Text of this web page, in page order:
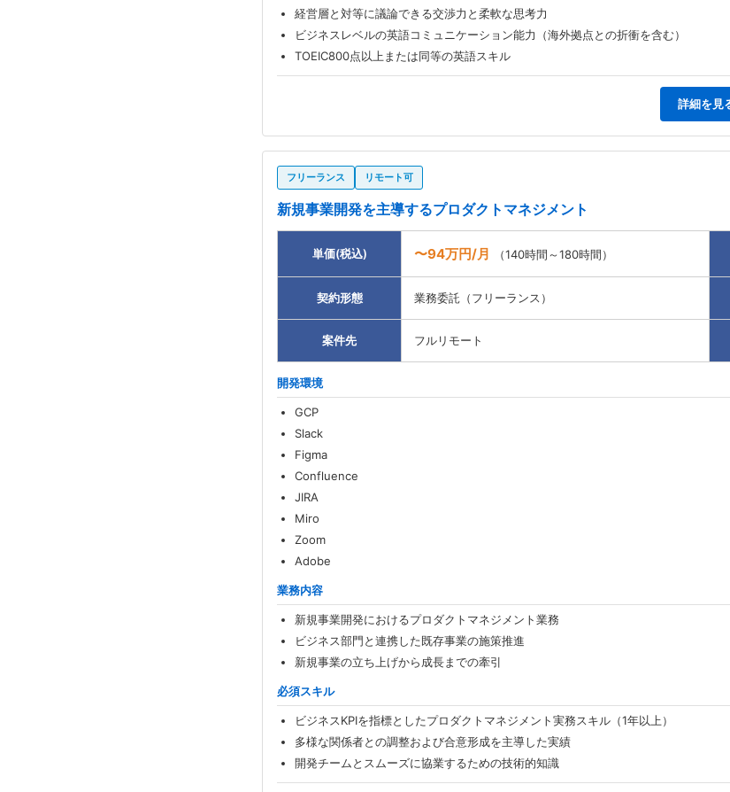
経営層と対等に議論できる交渉力と柔軟な思考力
ビジネスレベルの英語コミュニケーション能力（海外拠点との折衝を含む）
TOEIC800点以上または同等の英語スキル
詳細を見
フリーランス リモート可
新規事業開発を主導するプロダクトマネジメント
単価(税込) 〜94万円/月 （140時間～180時間）
契約形態 業務委託（フリーランス）
案件先 フルリモート
開発環境
GCP
Slack
Figma
Confluence
JIRA
Miro
Zoom
Adobe
業務内容
新規事業開発におけるプロダクトマネジメント業務
ビジネス部門と連携した既存事業の施策推進
新規事業の立ち上げから成長までの牽引
必須スキル
ビジネスKPIを指標としたプロダクトマネジメント実務スキル（1年以上）
多様な関係者との調整および合意形成を主導した実績
開発チームとスムーズに協業するための技術的知識